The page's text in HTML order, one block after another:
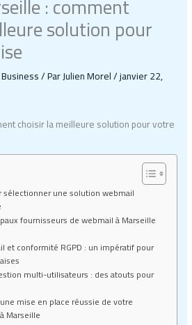
solution pour
Business/ ParJulien Morel/janvier 22,
choisir la meilleure solution pour votre
sélectionner une solution webmail
fournisseurs de webmail à Marseille
et conformité RGPD : un impératif pour
multi-utilisateurs : des atouts pour
mise en place réussie de votre
Marseille